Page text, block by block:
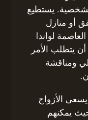
يستطيع
أو منازل
لواندا
يتطلب الأمر
ومناقشة
الأزواج
يمكنهم